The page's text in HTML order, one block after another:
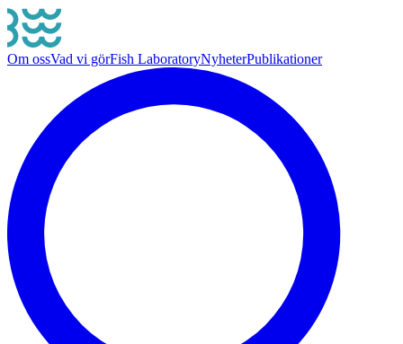
Om ossVad vi görFish LaboratoryNyheterPublikationer